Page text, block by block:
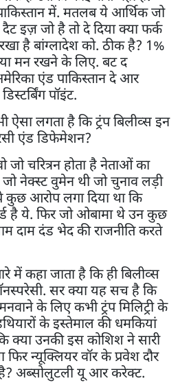
में. मतलब ये आर्थिक जो
इज़ जो है तो दे दिया क्या फर्क
है बांग्लादेश को. ठीक है? 1%
मन रखने के लिए. बट द
एंड पाकिस्तान दे आर
पॉइंट.
लगता है कि ट्रंप बिलीव्स इन
एंड डिफेमेशन?
जो चरित्रन होता है नेताओं का
नेक्स्ट वुमेन थी जो चुनाव लड़ी
कुछ आरोप लगा दिया था कि
है ये. फिर जो ओबामा थे उन कुछ
दाम दंड भेद की राजनीति करते
में कहा जाता है कि ही बिलीव्स
सर क्या यह सच है कि
के लिए कभी ट्रंप मिलिट्री के
के इस्तेमाल की धमकियां
क्या उनकी इस कोशिश ने सारी
फिर न्यूक्लियर वॉर के प्रवेश दौर
अब्सोलुटली यू आर करेक्ट.